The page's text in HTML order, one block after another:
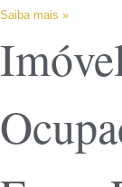
Saiba mais »